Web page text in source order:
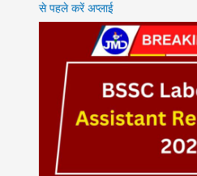
से पहले करें अप्लाई